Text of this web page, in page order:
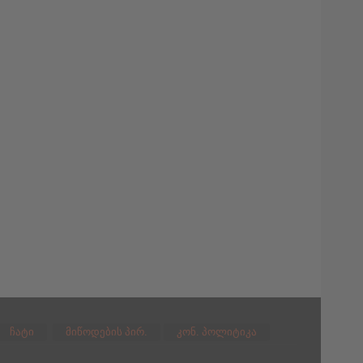
მიწოდების პირ. კონ. პოლიტიკა
ჩატი